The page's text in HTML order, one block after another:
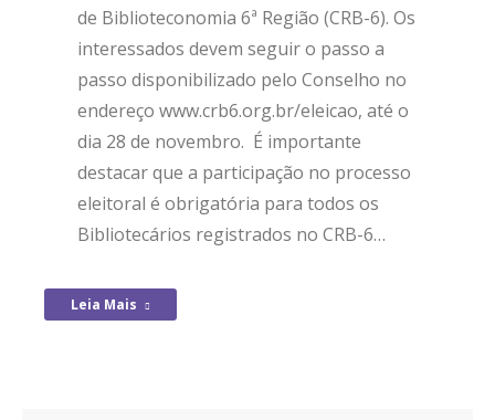
de Biblioteconomia 6ª Região (CRB-6). Os
interessados devem seguir o passo a
passo disponibilizado pelo Conselho no
endereço www.crb6.org.br/eleicao, até o
dia 28 de novembro. É importante
destacar que a participação no processo
eleitoral é obrigatória para todos os
Bibliotecários registrados no CRB-6…
Leia Mais